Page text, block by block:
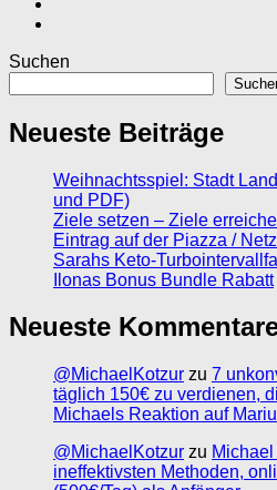
Suchen
Neueste Beiträge
Weihnachtsspiel: Stadt
und PDF)
Ziele setzen – Ziele
Eintrag auf der Piazza /
Sarahs Keto-
Ilonas Bonus Bundle Rabatt
Neueste
@MichaelKotzur zu 7
täglich 150€ zu verdienen,
Michaels Reaktion auf
@MichaelKotzur zu
ineffektivsten Methoden,